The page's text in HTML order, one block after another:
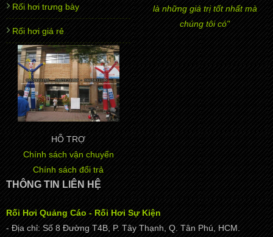
Rối hơi trưng bày
Rối hơi giá rẻ
là những giá trị tốt nhất mà
chúng tôi có"
HỖ TRỢ
Chính sách vận chuyển
Chính sách đổi trả
THÔNG TIN LIÊN HỆ
Rối Hơi Quảng Cáo - Rối Hơi Sự Kiện
- Địa chỉ: Số 8 Đường T4B, P. Tây Thạnh, Q. Tân Phú, HCM.